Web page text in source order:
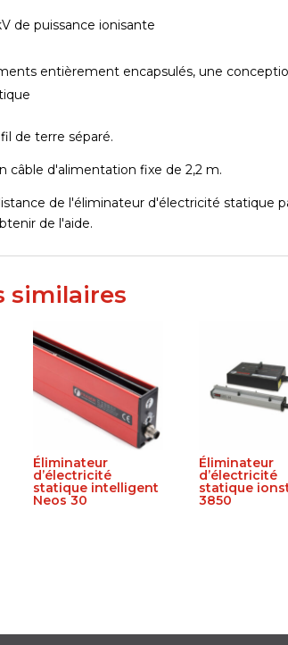
de puissance ionisante
entièrement encapsulés, une
de terre séparé.
câble d'alimentation fixe de 2,2 m.
de l'éliminateur d'électricité statique
de l'aide.
similaires
Éliminateur
d’électricité
statique intelligent
Neos 30
Éliminateur
d’électricité
statique
3850